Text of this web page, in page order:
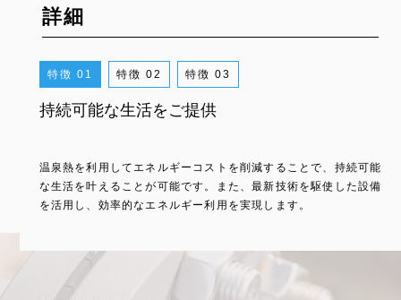
詳細
1 2 3
持続可能な生活をご提供
温泉熱を利用してエネルギーコストを削減することで、持続可能
な生活を叶えることが可能です。また、最新技術を駆使した設備
を活用し、効率的なエネルギー利用を実現します。
確かな技術力
豊富な経験に基づく確かな技術で質の高い施工を実施し、環境に
配慮したシステムをご提供します。
エコフレンドリーな施工
自然エネルギーを活用した地球に優しい施工なので、環境保護に
関心のある方や、省エネを重視する方などに特におすすめです。